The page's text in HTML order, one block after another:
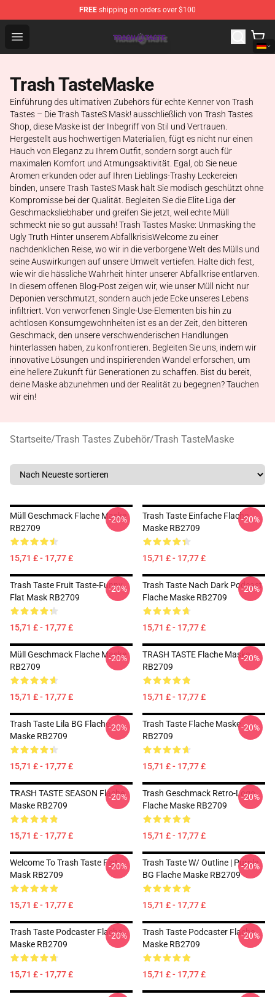
FREE shipping on orders over $100
Open menu
Trash Taste Shop - Official Trash Taste Merchandise
Trash TasteMaske
Einführung des ultimativen Zubehörs für echte Kenner von Trash
Tastes – Die Trash TasteS Mask! ausschließlich von Trash Tastes
Shop, diese Maske ist der Inbegriff von Stil und Vertrauen.
Hergestellt aus hochwertigen Materialien, fügt es nicht nur einen
Hauch von Eleganz zu Ihrem Outfit, sondern sorgt auch für
maximalen Komfort und Atmungsaktivität. Egal, ob Sie neue
Aromen erkunden oder auf Ihren Lieblings-Trashy Leckereien
binden, unsere Trash TasteS Mask hält Sie modisch geschützt ohne
Kompromisse bei der Qualität. Begleiten Sie die Elite Liga der
Geschmacksliebhaber und greifen Sie jetzt, weil echte Müll
schmeckt nie so gut aussah! Trash Tastes Maske: Unmasking the
Ugly Truth Hinter unserem AbfallkrisisWelcome zu einer
nachdenklichen Reise, wo wir in die verborgene Welt des Mülls und
seine Auswirkungen auf unsere Umwelt vertiefen. Halte dich fest,
wie wir die hässliche Wahrheit hinter unserer Abfallkrise entlarven.
In diesem offenen Blog-Post zeigen wir, wie unser Müll nicht nur
Deponien verschmutzt, sondern auch jede Ecke unseres Lebens
infiltriert. Von verworfenen Single-Use-Elementen bis hin zu
achtlosen Konsumgewohnheiten ist es an der Zeit, den bitteren
Geschmack, den unsere verschwenderischen Handlungen
hinterlassen haben, zu konfrontieren. Begleiten Sie uns, indem wir
innovative Lösungen und inspirierenden Wandel erforschen, um
eine hellere Zukunft für Generationen zu schaffen. Bist du bereit,
deine Maske abzunehmen und der Realität zu begegnen? Tauchen
wir ein!
Startseite/Trash Tastes Zubehör/Trash TasteMaske
Müll Geschmack Flache Maske
RB2709
15,71 £ - 17,77 £
-20%
Trash Taste Einfache Flache
Maske RB2709
15,71 £ - 17,77 £
-20%
Trash Taste Fruit Taste-Funny
Flat Mask RB2709
15,71 £ - 17,77 £
-20%
Trash Taste Nach Dark Podcast
Flache Maske RB2709
15,71 £ - 17,77 £
-20%
Müll Geschmack Flache Maske
RB2709
15,71 £ - 17,77 £
-20%
TRASH TASTE Flache Maske
RB2709
15,71 £ - 17,77 £
-20%
Trash Taste Lila BG Flache
Maske RB2709
15,71 £ - 17,77 £
-20%
Trash Taste Flache Maske
RB2709
15,71 £ - 17,77 £
-20%
TRASH TASTE SEASON Flache
Maske RB2709
15,71 £ - 17,77 £
-20%
Trash Geschmack Retro-Logo
Flache Maske RB2709
15,71 £ - 17,77 £
-20%
Welcome To Trash Taste Flat
Mask RB2709
15,71 £ - 17,77 £
-20%
Trash Taste W/ Outline | Purple
BG Flache Maske RB2709
15,71 £ - 17,77 £
-20%
Trash Taste Podcaster Flache
Maske RB2709
15,71 £ - 17,77 £
-20%
Trash Taste Podcaster Flache
Maske RB2709
15,71 £ - 17,77 £
-20%